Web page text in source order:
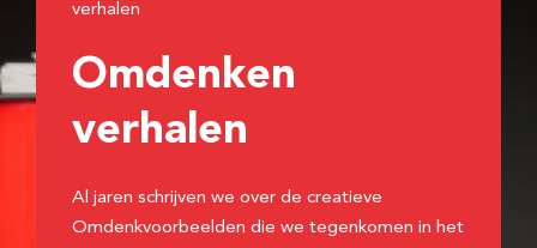
verhalen
Omdenken
verhalen
Al jaren schrijven we over de creatieve
Omdenkvoorbeelden die we tegenkomen in het